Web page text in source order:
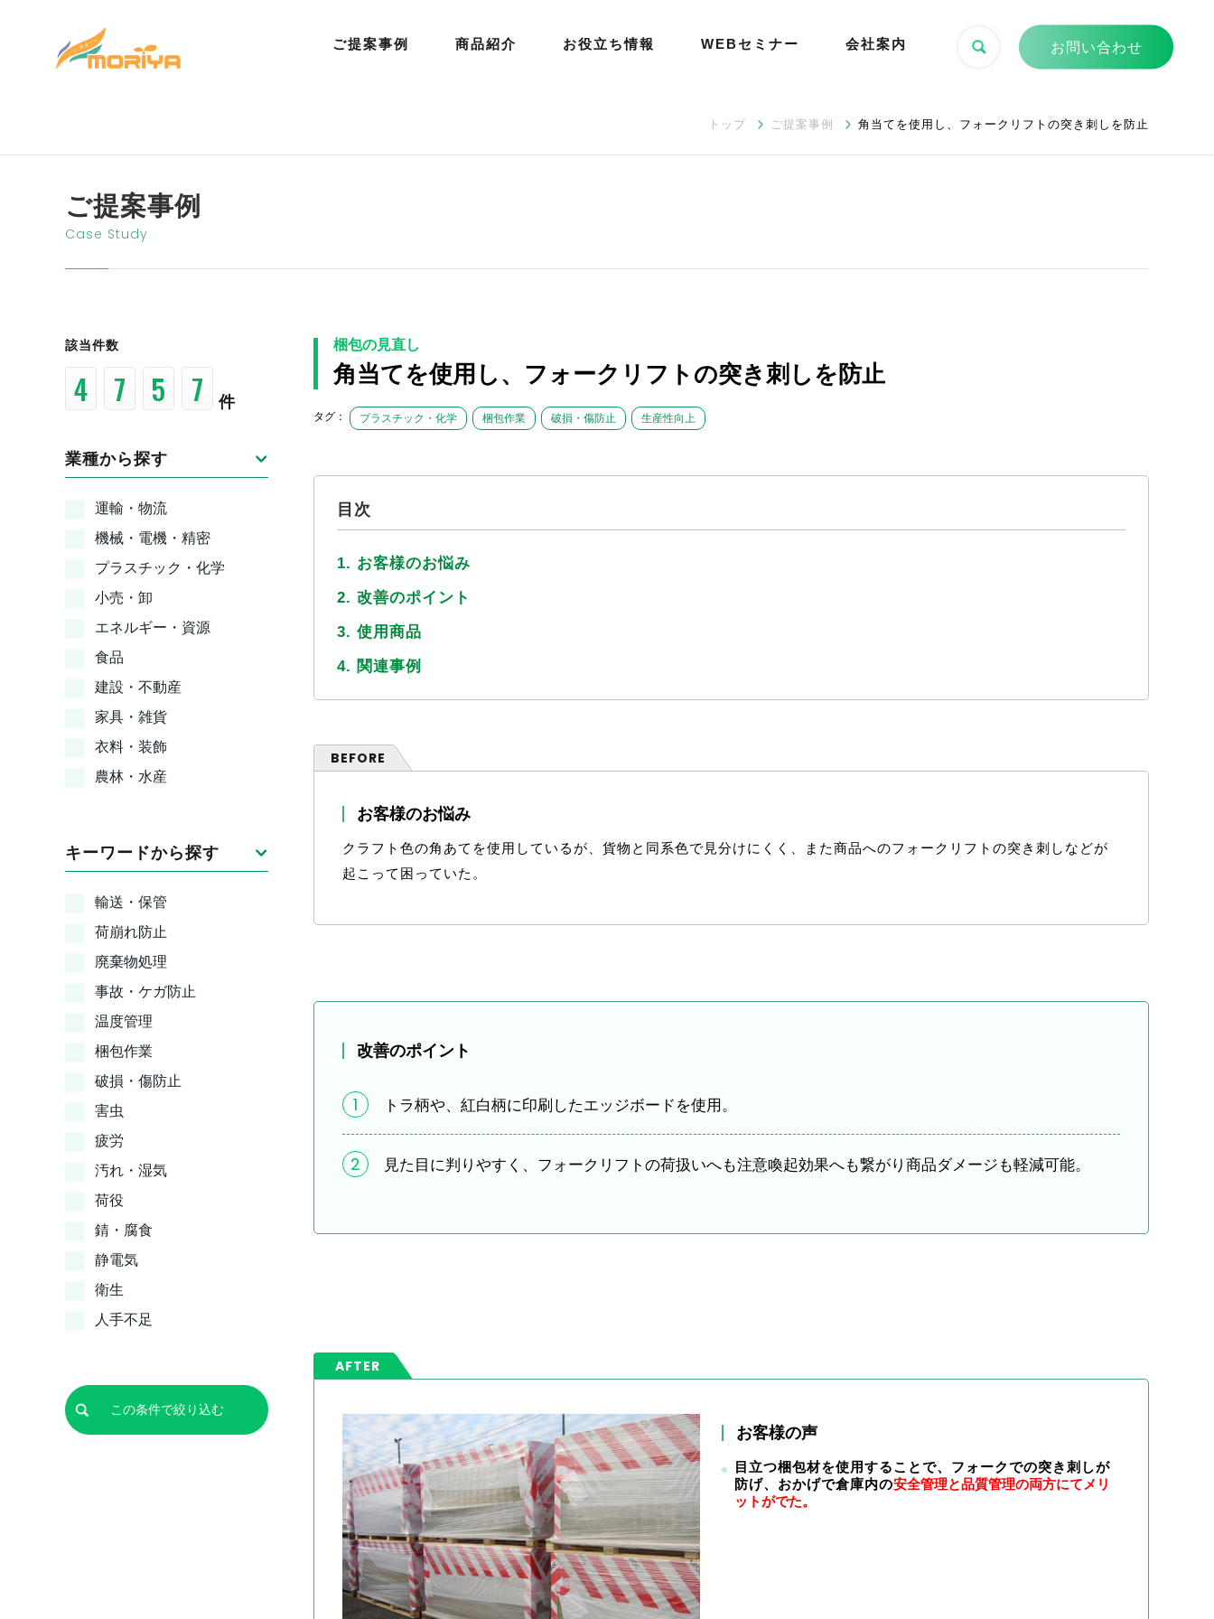
ご提案事例 商品紹介 お役立ち情報 WEBセミナー 会社案内 お問い合わせ
トップ ご提案事例 角当てを使用し、フォークリフトの突き刺しを防止
ご提案事例
Case Study
該当件数
2 9 1 5 件
業種から探す
運輸・物流
機械・電機・精密
プラスチック・化学
小売・卸
エネルギー・資源
食品
建設・不動産
家具・雑貨
衣料・装飾
農林・水産
キーワードから探す
輸送・保管
荷崩れ防止
廃棄物処理
事故・ケガ防止
温度管理
梱包作業
破損・傷防止
害虫
疲労
汚れ・湿気
荷役
錆・腐食
静電気
衛生
人手不足
梱包の見直し
角当てを使用し、フォークリフトの突き刺しを防止
タグ： プラスチック・化学 梱包作業 破損・傷防止 生産性向上
目次
1. お客様のお悩み
2. 改善のポイント
3. 使用商品
4. 関連事例
BEFORE
お客様のお悩み
クラフト色の角あてを使用しているが、貨物と同系色で見分けにくく、また商品へのフォークリフトの突き刺しなどが
起こって困っていた。
改善のポイント
1 トラ柄や、紅白柄に印刷したエッジボードを使用。
2 見た目に判りやすく、フォークリフトの荷扱いへも注意喚起効果へも繋がり商品ダメージも軽減可能。
AFTER
お客様の声
目立つ梱包材を使用することで、フォークでの突き刺しが
防げ、おかげで倉庫内の安全管理と品質管理の両方にてメリ
ットがでた。